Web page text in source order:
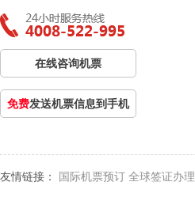
在线咨询机票
免费发送机票信息到手机
友情链接： 国际机票预订 全球签证办理